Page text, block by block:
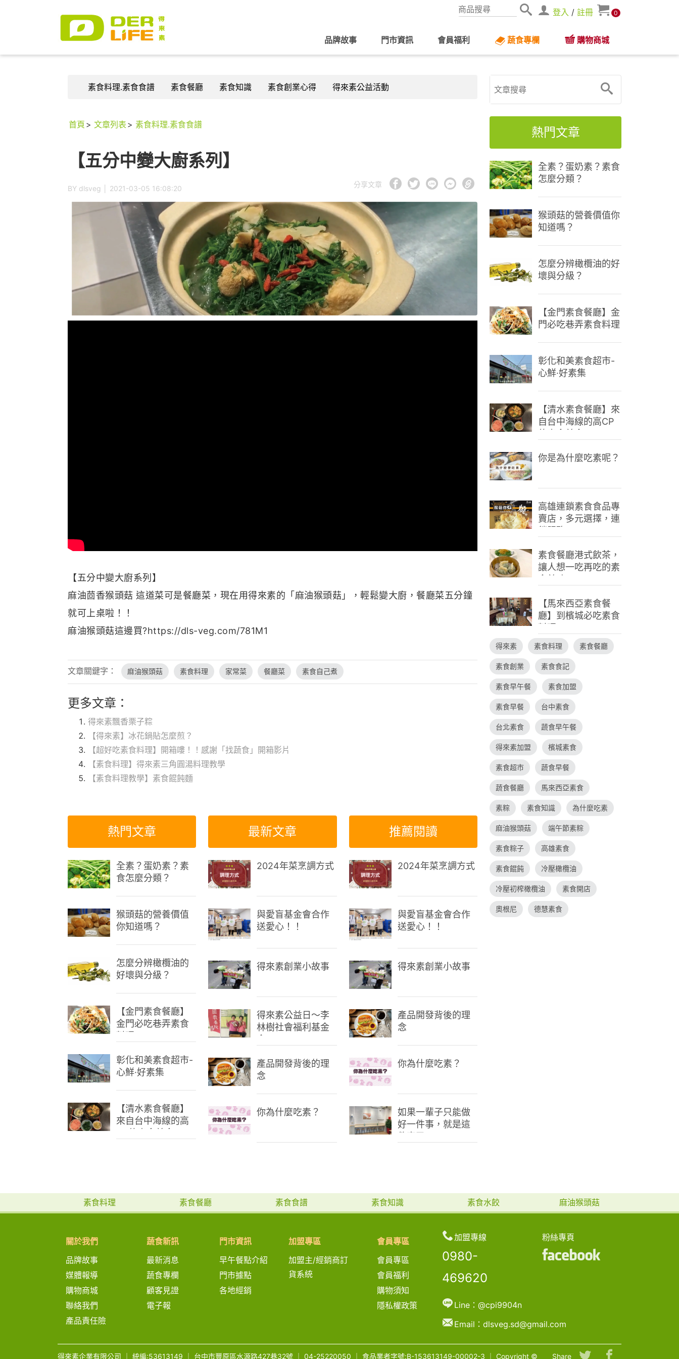
登入 / 註冊 0
品牌故事 門市資訊 會員福利 蔬食專欄 購物商城
素食料理.素食食譜 素食餐廳 素食知識 素食創業心得 得來素公益活動
首頁 文章列表 素食料理.素食食譜
【五分中變大廚系列】
BY dlsveg │ 2021-03-05 16:08:20 分享文章
【五分中變大廚系列】
麻油茴香猴頭菇 這道菜可是餐廳菜，現在用得來素的「麻油猴頭菇」，輕鬆變大廚，餐廳菜五分鐘
就可上桌啦！！
麻油猴頭菇這邊買?https://dls-veg.com/781M1
文章關鍵字： 麻油猴頭菇 素食料理 家常菜 餐廳菜 素食自己煮
更多文章：
得來素飄香栗子粽
【得來素】冰花鍋貼怎麼煎？
【超好吃素食料理】開箱嘍！！感謝「找蔬食」開箱影片
【素食料理】得來素三角圓湯料理教學
【素食料理教學】素食餛飩麵
熱門文章
全素？蛋奶素？素
食怎麼分類？
猴頭菇的營養價值
你知道嗎？
怎麼分辨橄欖油的
好壞與分級？
【金門素食餐廳】
金門必吃巷弄素食
料理
彰化和美素食超市-
心鮮·好素集
【清水素食餐廳】
來自台中海線的高
CP值素食美食
最新文章
2024年菜烹調方式
與愛盲基金會合作
送愛心！！
得來素創業小故事
得來素公益日～李
林樹社會福利基金
產品開發背後的理
念
你為什麼吃素？
推薦閱讀
2024年菜烹調方式
與愛盲基金會合作
送愛心！！
得來素創業小故事
產品開發背後的理
念
你為什麼吃素？
如果一輩子只能做
好一件事，就是這
熱門文章
全素？蛋奶素？素食
怎麼分類？
猴頭菇的營養價值你
知道嗎？
怎麼分辨橄欖油的好
壞與分級？
【金門素食餐廳】金
門必吃巷弄素食料理
彰化和美素食超市-
心鮮·好素集
【清水素食餐廳】來
自台中海線的高CP
值素食美食
你是為什麼吃素呢？
高雄連鎖素食食品專
賣店，多元選擇，連
鎖服務
素食餐廳港式飲茶，
讓人想一吃再吃的素
食美味
【馬來西亞素食餐
廳】到檳城必吃素食
料理
得來素 素食料理 素食餐廳
素食創業 素食食記
素食早午餐 素食加盟
素食早餐 台中素食
台北素食 蔬食早午餐
得來素加盟 檳城素食
素食超市 蔬食早餐
蔬食餐廳 馬來西亞素食
素粽 素食知識 為什麼吃素
麻油猴頭菇 端午節素粽
素食粽子 高雄素食
素食餛飩 冷壓橄欖油
冷壓初榨橄欖油 素食開店
奧根尼 德慧素食
素食料理 素食餐廳 素食食譜 素食知識 素食水餃 麻油猴頭菇
關於我們
品牌故事
媒體報導
購物商城
聯絡我們
產品責任險
蔬食新訊
最新消息
蔬食專欄
顧客見證
電子報
門市資訊
早午餐點介紹
門市據點
各地經銷
加盟專區
加盟主/經銷商訂
貨系統
會員專區
會員專區
會員福利
購物須知
隱私權政策
加盟專線
0980-
469620
粉絲專頁
Line： @cpi9904n
Email： dlsveg.sd@gmail.com
得來素企業有限公司 統編:53613149 台中市豐原區水源路427巷32號 04-25220050 食品業者字號:B-153613149-00002-3 Copyright © Share